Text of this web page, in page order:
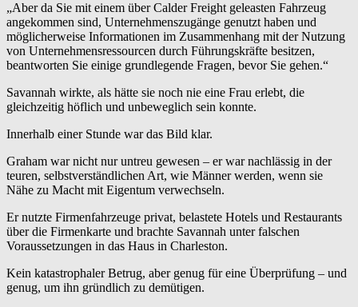
„Aber da Sie mit einem über Calder Freight geleasten Fahrzeug
angekommen sind, Unternehmenszugänge genutzt haben und
möglicherweise Informationen im Zusammenhang mit der Nutzung
von Unternehmensressourcen durch Führungskräfte besitzen,
beantworten Sie einige grundlegende Fragen, bevor Sie gehen.“
Savannah wirkte, als hätte sie noch nie eine Frau erlebt, die
gleichzeitig höflich und unbeweglich sein konnte.
Innerhalb einer Stunde war das Bild klar.
Graham war nicht nur untreu gewesen – er war nachlässig in der
teuren, selbstverständlichen Art, wie Männer werden, wenn sie
Nähe zu Macht mit Eigentum verwechseln.
Er nutzte Firmenfahrzeuge privat, belastete Hotels und Restaurants
über die Firmenkarte und brachte Savannah unter falschen
Voraussetzungen in das Haus in Charleston.
Kein katastrophaler Betrug, aber genug für eine Überprüfung – und
genug, um ihn gründlich zu demütigen.